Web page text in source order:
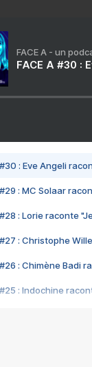
FACE A - un
FACE A #30 :
#30 : Eve Angeli
#29 : MC Solaar
#28 : Lorie raconte
#27 : Christophe
#26 : Chimène Badi
#25 : Indochine